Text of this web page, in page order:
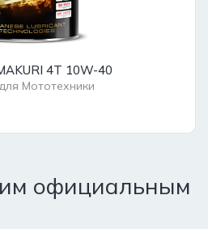
4T 10W-40
Мототехники
официальным